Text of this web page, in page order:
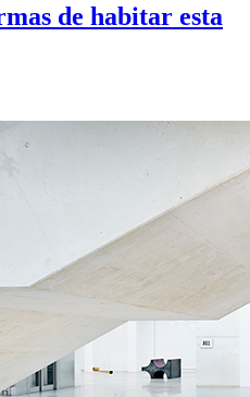
de habitar esta